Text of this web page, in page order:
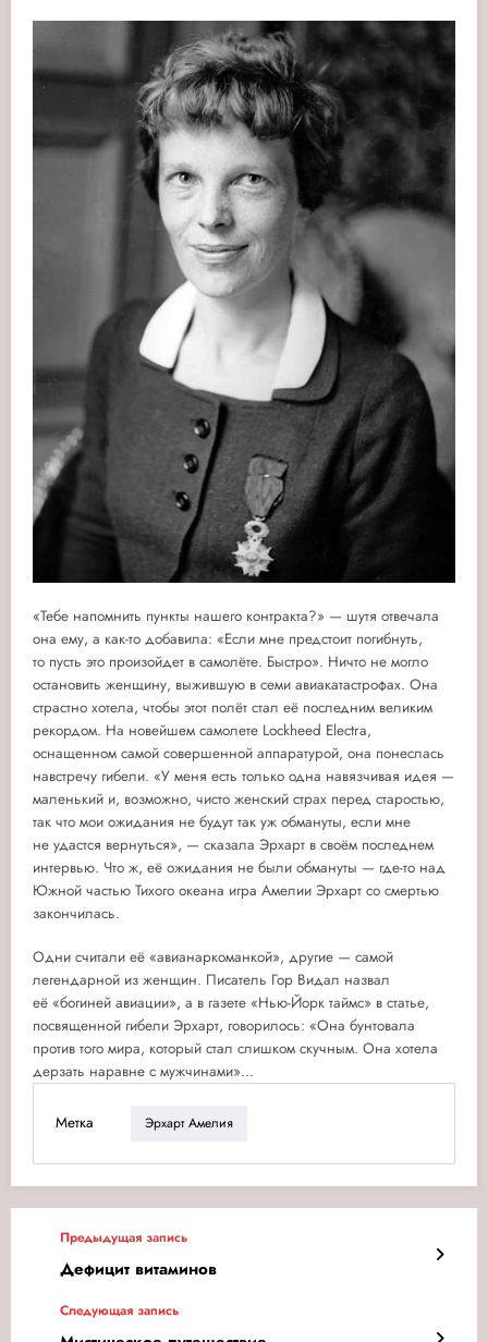
«Тебе напомнить пункты нашего контракта?» — шутя отвечала
она ему, а как-то добавила: «Если мне предстоит погибнуть,
то пусть это произойдет в самолёте. Быстро». Ничто не могло
остановить женщину, выжившую в семи авиакатастрофах. Она
страстно хотела, чтобы этот полёт стал её последним великим
рекордом. На новейшем самолете Lockheed Electra,
оснащенном самой совершенной аппаратурой, она понеслась
навстречу гибели. «У меня есть только одна навязчивая идея —
маленький и, возможно, чисто женский страх перед старостью,
так что мои ожидания не будут так уж обмануты, если мне
не удастся вернуться», — сказала Эрхарт в своём последнем
интервью. Что ж, её ожидания не были обмануты — где-то над
Южной частью Тихого океана игра Амелии Эрхарт со смертью
закончилась.
Одни считали её «авианаркоманкой», другие — самой
легендарной из женщин. Писатель Гор Видал назвал
её «богиней авиации», а в газете «Нью-Йорк таймс» в статье,
посвященной гибели Эрхарт, говорилось: «Она бунтовала
против того мира, который стал слишком скучным. Она хотела
дерзать наравне с мужчинами»...
Метка Эрхарт Амелия
Предыдущая запись
Дефицит витаминов
Следующая запись